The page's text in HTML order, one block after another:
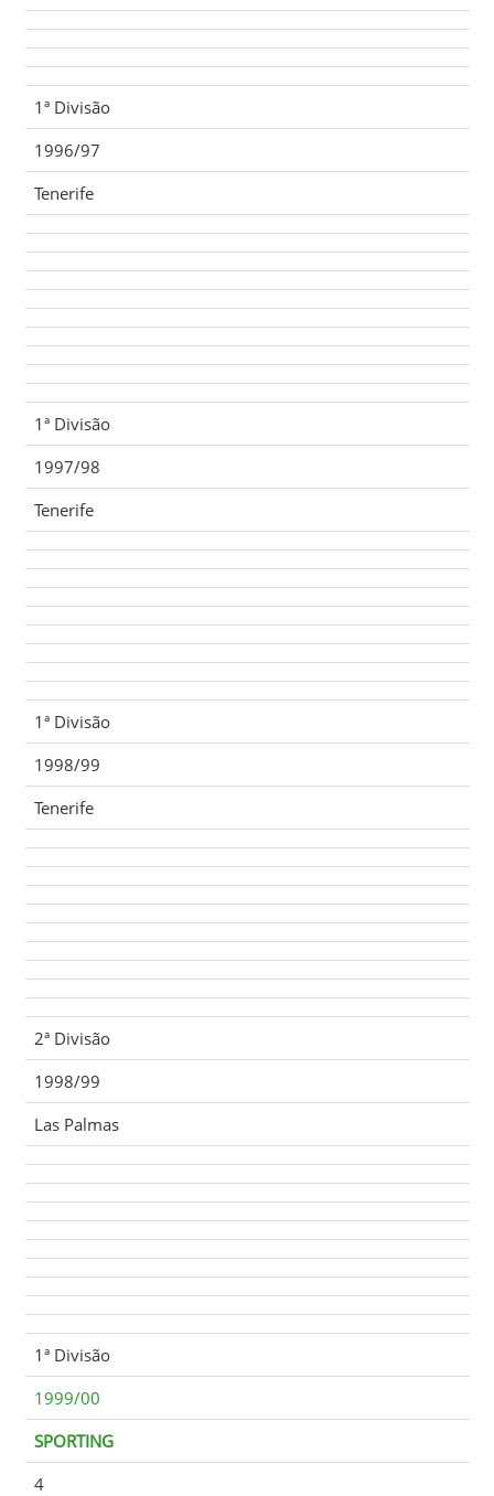
1ª Divisão
1996/97
Tenerife
1ª Divisão
1997/98
Tenerife
1ª Divisão
1998/99
Tenerife
2ª Divisão
1998/99
Las Palmas
1ª Divisão
1999/00
SPORTING
4